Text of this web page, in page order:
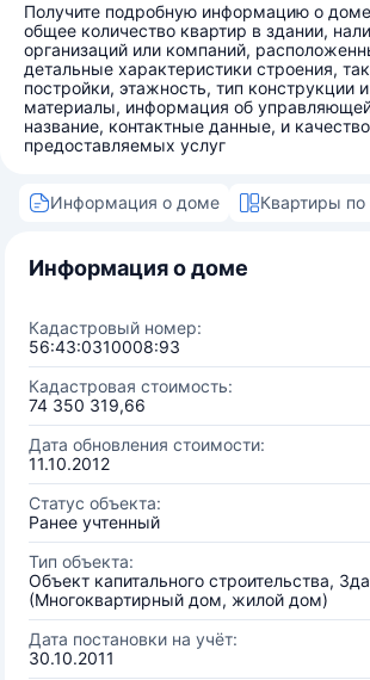
Получите подробную информацию о
общее количество квартир в здании,
организаций или компаний,
детальные характеристики строения,
постройки, этажность, тип конструкции
материалы, информация об
название, контактные данные, и качество
предоставляемых услуг
Информация о доме Квартиры по
Информация о доме
Кадастровый номер:
56:43:0310008:93
Кадастровая стоимость:
74 350 319,66
Дата обновления стоимости:
11.10.2012
Статус объекта:
Ранее учтенный
Тип объекта:
Объект капитального строительства,
(Многоквартирный дом, жилой дом)
Дата постановки на учёт:
30.10.2011